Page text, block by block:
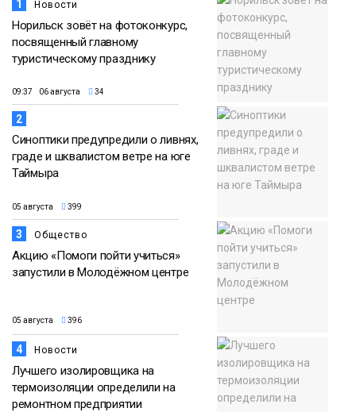
1 Новости
Норильск зовёт на фотоконкурс,
посвященный главному
туристическому празднику
09:37 06 августа 34
2
Синоптики предупредили о ливнях,
граде и шквалистом ветре на юге
Таймыра
05 августа 399
3 Общество
Акцию «Помоги пойти учиться»
запустили в Молодёжном центре
05 августа 396
4 Новости
Лучшего изолировщика на
термоизоляции определили на
ремонтном предприятии